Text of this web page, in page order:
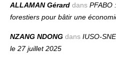
ALLAMAN Gérard dans PFABO
forestiers pour bâtir une
NZANG NDONG dans
le 27 juillet 2025